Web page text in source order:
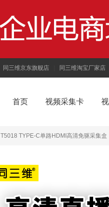
同三维京东旗舰店 同三维淘宝厂家店
首页 视频采集卡
T5018 TYPE-C单路HDMI高清免驱采集